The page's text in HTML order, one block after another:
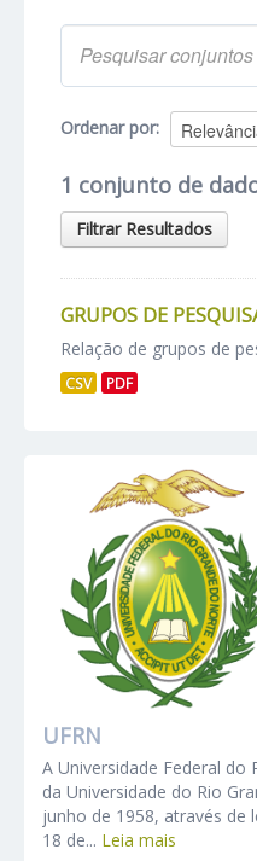
Ordenar por
1 conjunto de
Filtrar Resultados
GRUPOS DE
Relação de grupos de
CSV PDF
UFRN
A Universidade Federal do
da Universidade do Rio
junho de 1958, através de
18 de... Leia mais